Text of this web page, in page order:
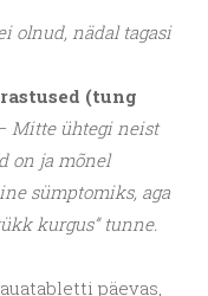
olnud, nädal tagasi
(tung
Mitte ühtegi neist
on ja mõnel
sümptomiks, aga
kurgus” tunne.
päevas,